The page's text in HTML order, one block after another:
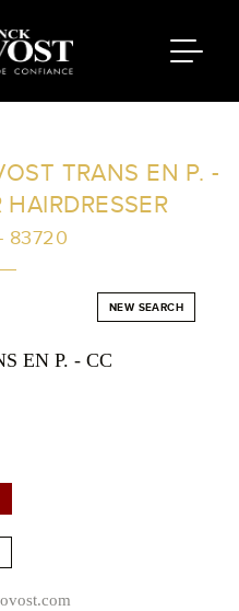
TRANS EN P. -
83720
NEW SEARCH
EN P. - CC